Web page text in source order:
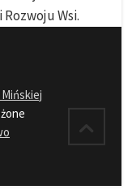
Wsi.